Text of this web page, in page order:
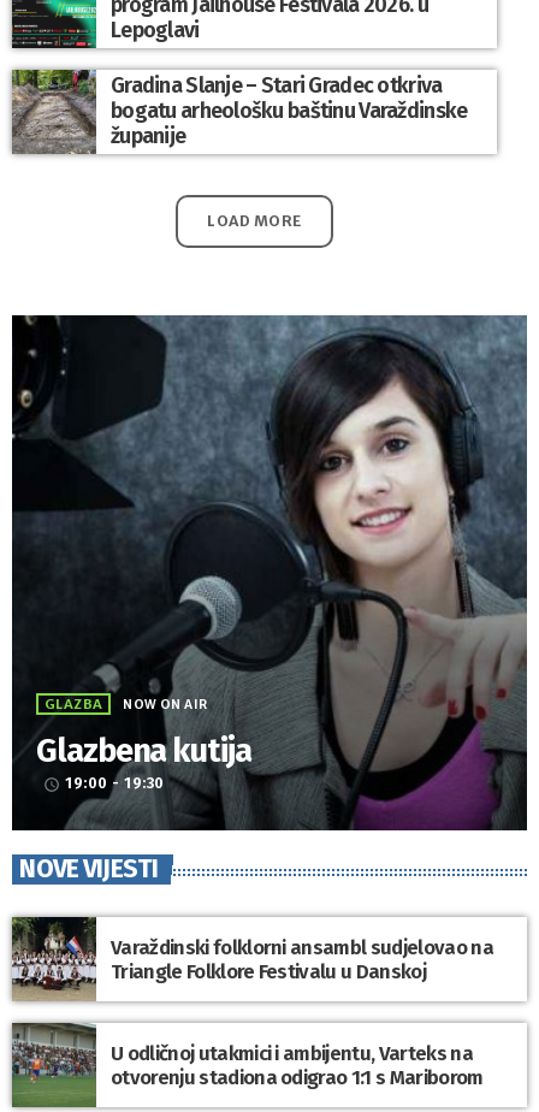
Lepoglavi
Gradina Slanje – Stari Gradec otkriva
bogatu arheološku baštinu Varaždinske
županije
LOAD MORE
GLAZBA NOW ON AIR
Glazbena kutija
access_time 19:00 - 19:30
NOVE VIJESTI
Varaždinski folklorni ansambl sudjelovao na
Triangle Folklore Festivalu u Danskoj
U odličnoj utakmici i ambijentu, Varteks na
otvorenju stadiona odigrao 1:1 s Mariborom